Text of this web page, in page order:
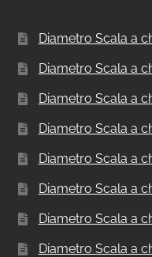
Diametro Scala a
Diametro Scala a
Diametro Scala a
Diametro Scala a
Diametro Scala a
Diametro Scala a
Diametro Scala a
Diametro Scala a